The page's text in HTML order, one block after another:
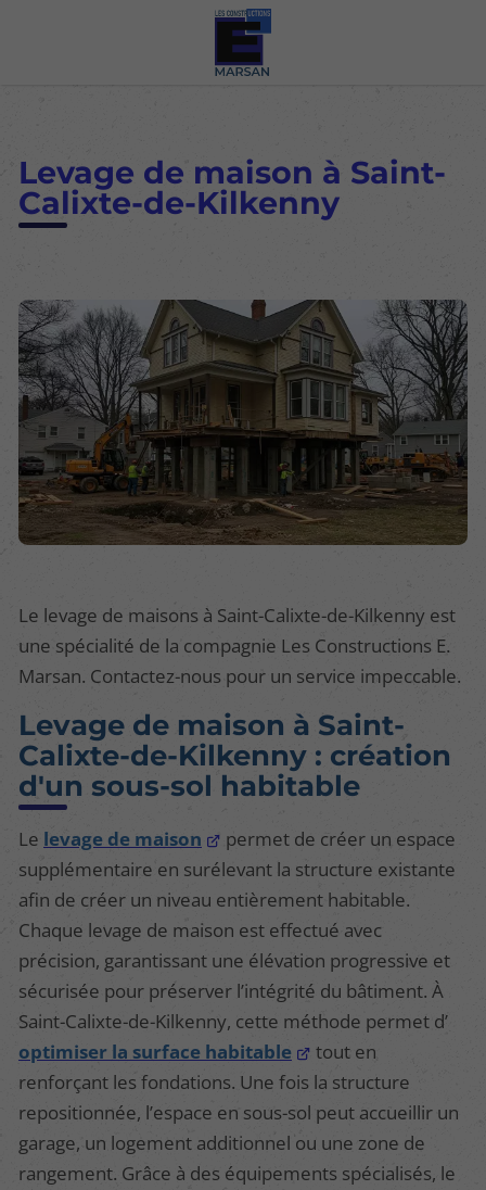
Levage de maison à Saint-
Calixte-de-Kilkenny
Le levage de maisons à Saint-Calixte-de-Kilkenny est
une spécialité de la compagnie Les Constructions E.
Marsan. Contactez-nous pour un service impeccable.
Levage de maison à Saint-
Calixte-de-Kilkenny : création
d'un sous-sol habitable
Le levage de maison
permet de créer un espace
supplémentaire en surélevant la structure existante
afin de créer un niveau entièrement habitable.
Chaque levage de maison est effectué avec
précision, garantissant une élévation progressive et
sécurisée pour préserver l’intégrité du bâtiment. À
Saint-Calixte-de-Kilkenny, cette méthode permet d’
optimiser la surface habitable
tout en
renforçant les fondations. Une fois la structure
repositionnée, l’espace en sous-sol peut accueillir un
garage, un logement additionnel ou une zone de
rangement. Grâce à des équipements spécialisés, le